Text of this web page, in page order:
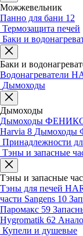
Можжевельник
Панно для бани 12
Термозащита печей
Баки и
Баки и
Водонагреватели
Дымоходы
Дымоходы
Дымоходы
Harvia 8 Дымоходы
Принадлежности
Тэны и запасные
Тэны и запасные
Тэны для печей
части Sangens 10
Паромакс 59
Hygromatik 62
Купели и душевые